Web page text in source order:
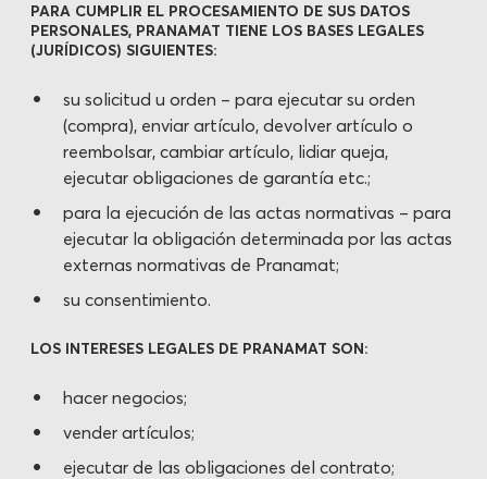
PARA CUMPLIR EL PROCESAMIENTO DE SUS DATOS
PERSONALES, PRANAMAT TIENE LOS BASES LEGALES
(JURÍDICOS) SIGUIENTES:
su solicitud u orden – para ejecutar su orden
(compra), enviar artículo, devolver artículo o
reembolsar, cambiar artículo, lidiar queja,
ejecutar obligaciones de garantía etc.;
para la ejecución de las actas normativas – para
ejecutar la obligación determinada por las actas
externas normativas de Pranamat;
su consentimiento.
LOS INTERESES LEGALES DE PRANAMAT SON:
hacer negocios;
vender artículos;
ejecutar de las obligaciones del contrato;